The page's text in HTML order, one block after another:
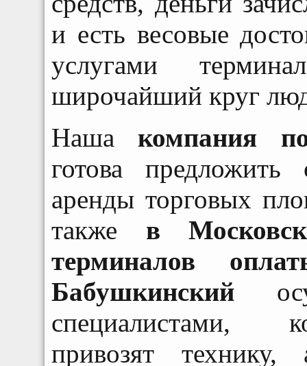
и есть весовые
услугами
широчайший круг
Нашакомпания
готова
аренды торговых
также в
терминалов
Бабушкинский
специалистами,
привозят